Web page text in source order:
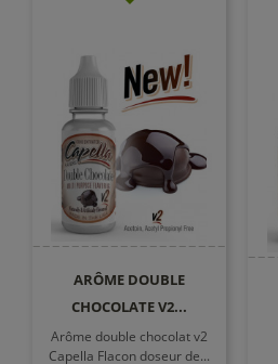
ARÔME DOUBLE
CHOCOLATE V2...
Arôme double chocolat v2
Capella Flacon doseur de...